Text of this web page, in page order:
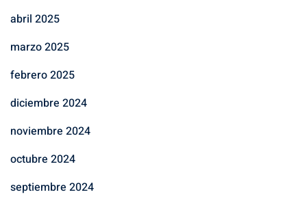
abril 2025
marzo 2025
febrero 2025
diciembre 2024
noviembre 2024
octubre 2024
septiembre 2024